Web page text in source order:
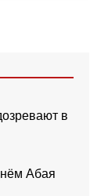
в
Абая